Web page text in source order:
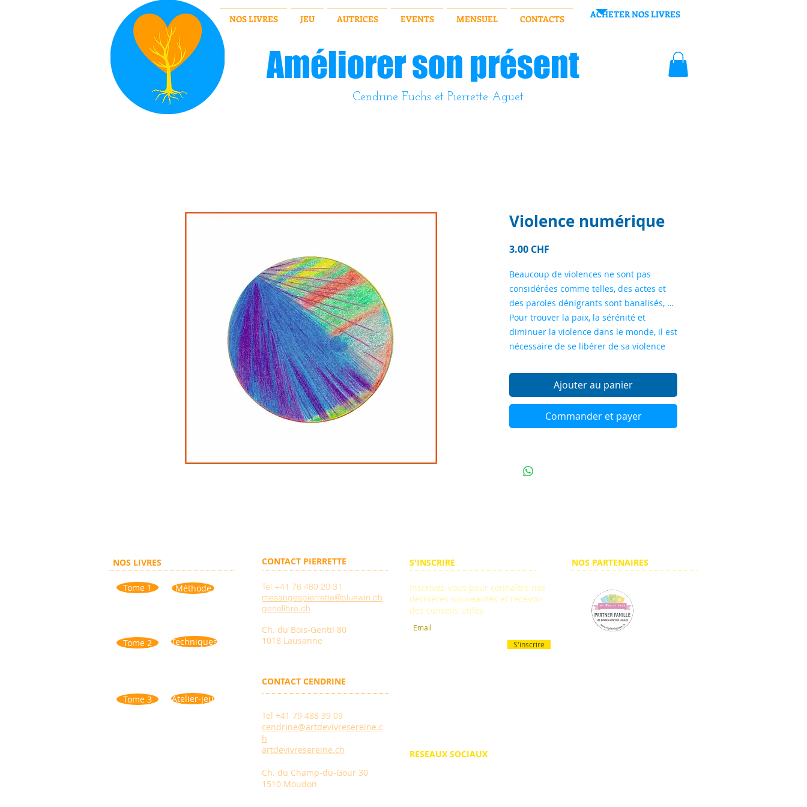
NOS LIVRES JEU AUTRICES EVENTS MENSUEL CONTACTS ACHETER NOS LIVRES
Améliorer son présent
Cendrine Fuchs et Pierrette Aguet
Violence numérique
3.00 CHF
Beaucoup de violences ne sont pas
considérées comme telles, des actes et
des paroles dénigrants sont banalisés, …
Pour trouver la paix, la sérénité et
diminuer la violence dans le monde, il est
nécessaire de se libérer de sa violence
Lorsque je vis de la violence dans ma vie,
dans la société, je reconnais qu’elle est
en moi et que c'est mon enfant intérieur
qui s'exprime.
Ajouter au panier
Commander et payer
RESEAUX SOCIAUX
S'INSCRIRE
Tel +41 79 488 39 09
cendrine@artdevivresereine.c
h
artdevivresereine.ch
Ch. du Champ-du-Gour 30
1510 Moudon
CONTACT CENDRINE
Tel +41 76 489 20 31
mesangespierrette@bluewin.ch
genelibre.ch
Ch. du Bois-Gentil 80
1018 Lausanne
CONTACT PIERRETTE
NOS LIVRES
Tome 1
Tome 2
Tome 3
NOS PARTENAIRES
Inscrivez-vous pour connaître nos
dernières nouveautés et recevoir
des conseils utiles
S'inscrire
Méthode
Techniques
Atelier-jeu